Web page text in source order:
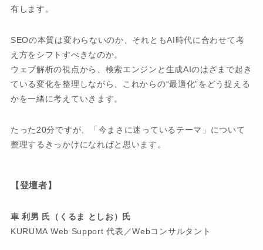
有します。
SEOの本質は変わらないのか、それともAI時代に合わせて考
え方をシフトすべきなのか。
ウェブ解析の視点から、検索エンジンと生成AIのはざまで起き
ている変化を整理しながら、これからの“最適化”をどう捉える
かを一緒に考えていきます。
たった20分ですが、「今まさに迷っているテーマ」について
整理するきっかけになればと思います。
【登壇者】
車 利男 氏（くるま としお）氏
KURUMA Web Support 代表／Webコンサルタント